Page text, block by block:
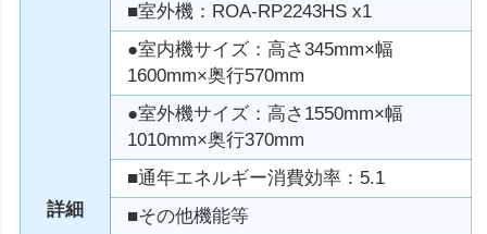
詳細
■室外機：ROA-RP2243HS x1
●室内機サイズ：高さ345mm×幅
1600mm×奥行570mm
●室外機サイズ：高さ1550mm×幅
1010mm×奥行370mm
■通年エネルギー消費効率：5.1
■その他機能等